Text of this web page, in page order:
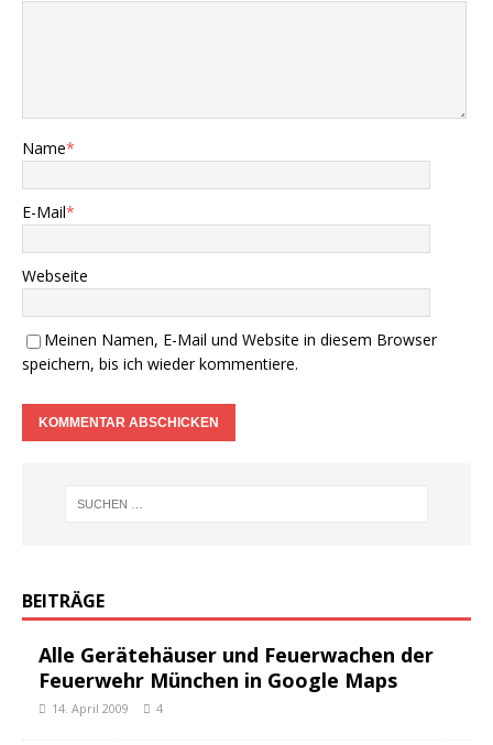
Name*
E-Mail*
Webseite
Meinen Namen, E-Mail und Website in diesem Browser
speichern, bis ich wieder kommentiere.
BEITRÄGE
Alle Gerätehäuser und Feuerwachen der
Feuerwehr München in Google Maps
14. April 2009 4